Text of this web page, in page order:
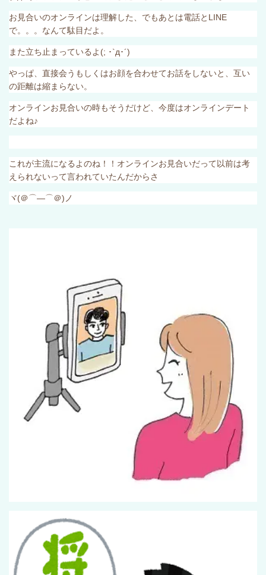
お見合いのオンラインは理解した、でもあとは電話と LINE
で。。。なんて駄目だよ。
また立ち止まっているよ (; ･`д･´)
やっぱ、直接会うもしくはお顔を合わせてお話をしないと、互い
の距離は縮まらない。
オンラインお見合いの時もそうだけど、今度はオンラインデート
だよね♪
これが主流になるよのね！！オンラインお見合いだって以前は考
えられないって言われていたんだからさ
ヾ(＠⌒―⌒＠) ノ